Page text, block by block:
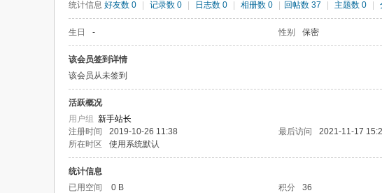
统计信息 好友数 0 记录数 0 日志数 0 相册数 0 回帖数 37 主题数 0
生日 - 性别 保密
该会员签到详情
该会员从未签到
活跃概况
用户组 新手站长
注册时间
2019-10-26 11:38 最后访问 2021-11-17
所在时区
使用系统默认
统计信息
已用空间
0 B 积分 36